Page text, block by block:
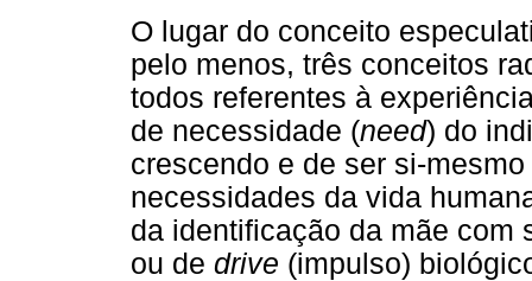
O lugar do conceito
pelo menos, três conceitos
todos referentes à
de necessidade (need) do
crescendo e de ser si-
necessidades da vida
da identificação da mãe com
ou de drive (impulso)